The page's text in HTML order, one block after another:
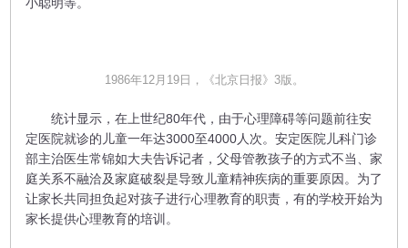
1986年12月19日，《北京日报》3版。
统计显示，在上世纪80年代，由于心理障碍等问题前往安
定医院就诊的儿童一年达3000至4000人次。安定医院儿科门诊
部主治医生常锦如大夫告诉记者，父母管教孩子的方式不当、家
庭关系不融洽及家庭破裂是导致儿童精神疾病的重要原因。为了
让家长共同担负起对孩子进行心理教育的职责，有的学校开始为
家长提供心理教育的培训。